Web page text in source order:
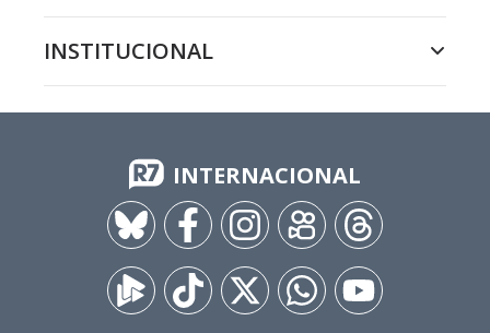
INSTITUCIONAL
INTERNACIONAL